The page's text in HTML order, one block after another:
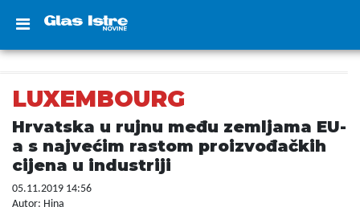
LUXEMBOURG
Hrvatska u rujnu među zemljama EU-
a s najvećim rastom proizvođačkih
cijena u industriji
05.11.2019 14:56
Autor: Hina